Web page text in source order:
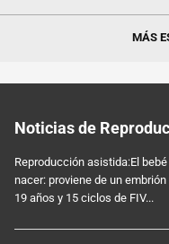
MÁS
Noticias de
Reproducción asistida:El
nacer: proviene de un
19 años y 15 ciclos de FIV...